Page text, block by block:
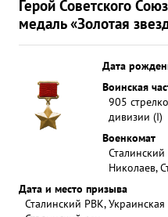
Герой Советского
медаль «Золотая
Дата
Воинская
905
дивизии (I)
Военкомат
Сталинский
Николаев,
Дата и место призыва
Сталинский РВК, Украинская